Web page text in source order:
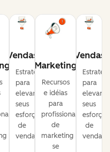
Vendas
Estratégias
para
elevar
seus
esforços
de
vendas.
Marketing
Recursos
e idéias
para
profissionais
de
marketing
se
Vendas
para
elevar
seus
esforços
de
vendas.